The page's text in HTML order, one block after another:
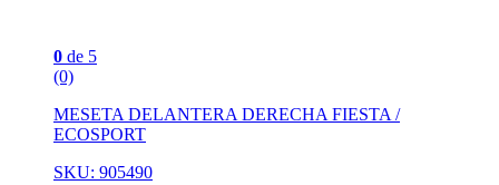
0 de 5
(0)
MESETA DELANTERA DERECHA FIESTA /
ECOSPORT
SKU: 905490